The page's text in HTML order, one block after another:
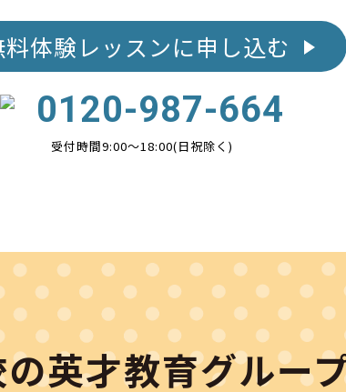
料体験レッスンに申し込む
0120-987-664
受付時間9:00〜18:00(日祝除く)
英才教育グルー